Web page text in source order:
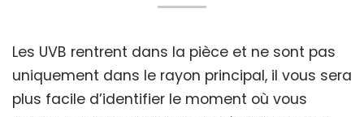
Les UVB rentrent dans la pièce et ne sont pas
uniquement dans le rayon principal, il vous sera
plus facile d’identifier le moment où vous